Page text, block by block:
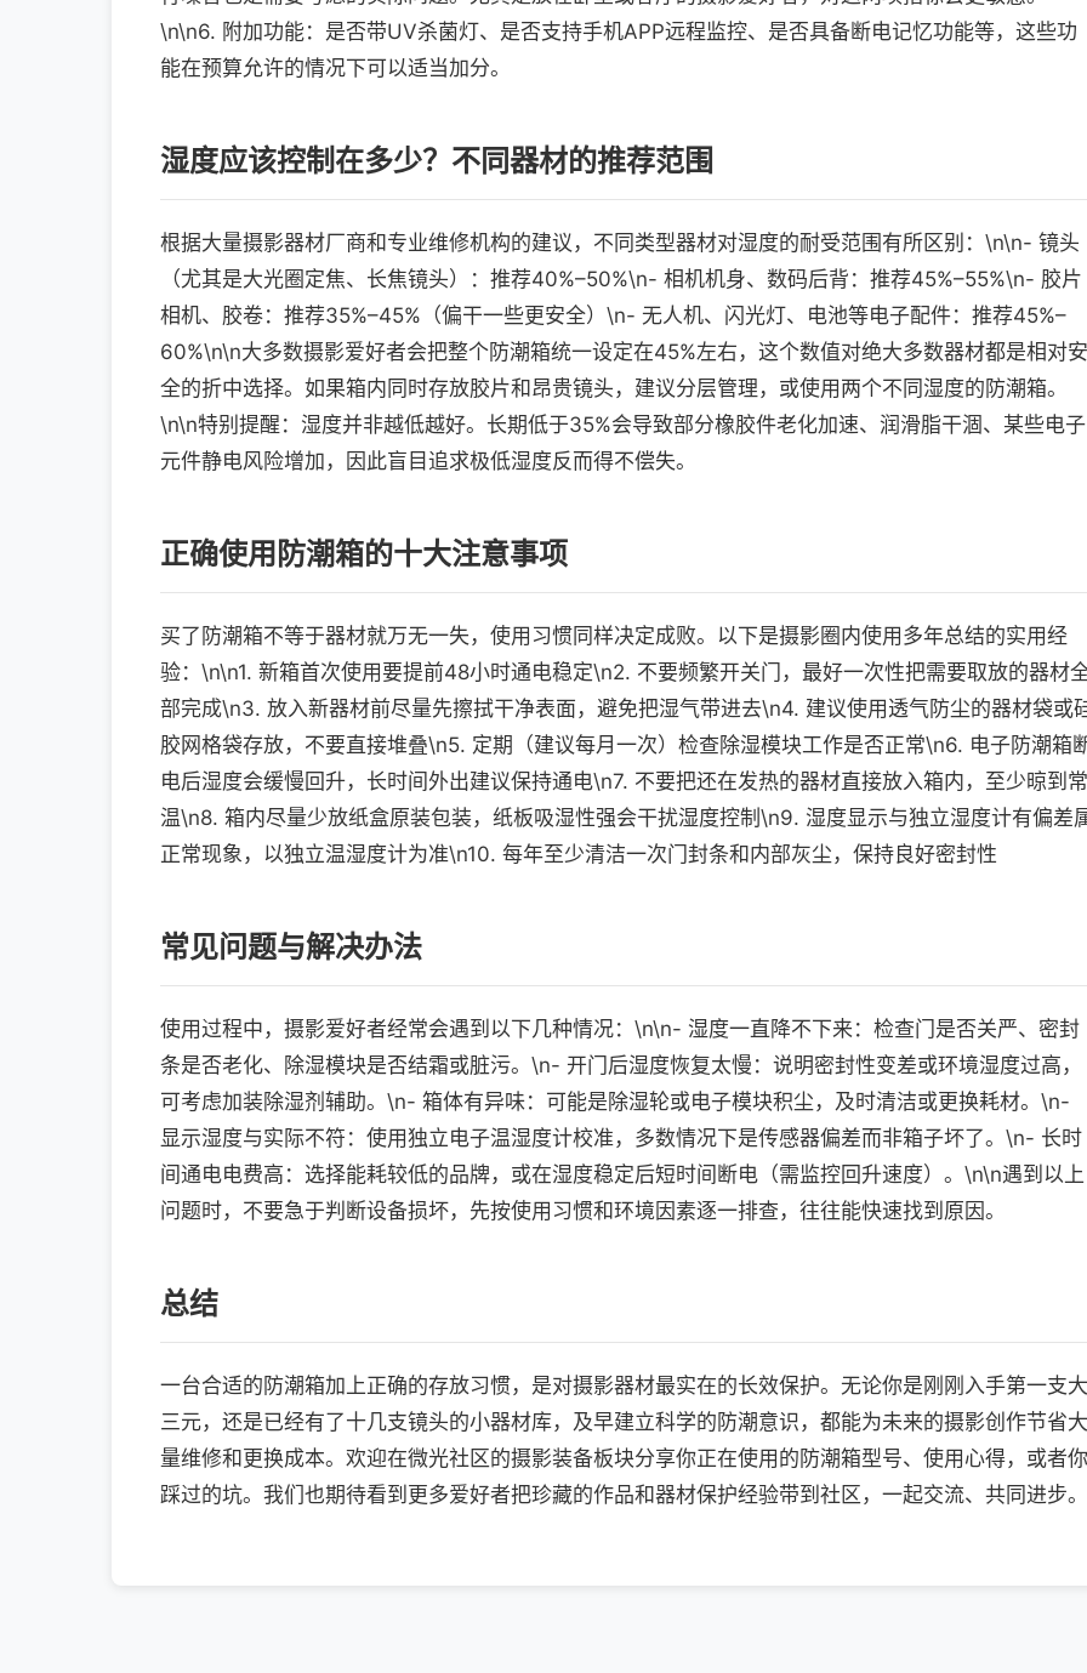
\n\n6. 附加功能：是否带UV杀菌灯、是否支持手机APP远程监控、是否具备断电记忆功能等，这些功
能在预算允许的情况下可以适当加分。
湿度应该控制在多少？不同器材的推荐范围
根据大量摄影器材厂商和专业维修机构的建议，不同类型器材对湿度的耐受范围有所区别：\n\n- 镜头
（尤其是大光圈定焦、长焦镜头）：推荐40%–50%\n- 相机机身、数码后背：推荐45%–55%\n- 胶片
相机、胶卷：推荐35%–45%（偏干一些更安全）\n- 无人机、闪光灯、电池等电子配件：推荐45%–
60%\n\n大多数摄影爱好者会把整个防潮箱统一设定在45%左右，这个数值对绝大多数器材都是相对安
全的折中选择。如果箱内同时存放胶片和昂贵镜头，建议分层管理，或使用两个不同湿度的防潮箱。
\n\n特别提醒：湿度并非越低越好。长期低于35%会导致部分橡胶件老化加速、润滑脂干涸、某些电子
元件静电风险增加，因此盲目追求极低湿度反而得不偿失。
正确使用防潮箱的十大注意事项
买了防潮箱不等于器材就万无一失，使用习惯同样决定成败。以下是摄影圈内使用多年总结的实用经
验：\n\n1. 新箱首次使用要提前48小时通电稳定\n2. 不要频繁开关门，最好一次性把需要取放的器材
部完成\n3. 放入新器材前尽量先擦拭干净表面，避免把湿气带进去\n4. 建议使用透气防尘的器材袋或
胶网格袋存放，不要直接堆叠\n5. 定期（建议每月一次）检查除湿模块工作是否正常\n6. 电子防潮箱
电后湿度会缓慢回升，长时间外出建议保持通电\n7. 不要把还在发热的器材直接放入箱内，至少晾到常
温\n8. 箱内尽量少放纸盒原装包装，纸板吸湿性强会干扰湿度控制\n9. 湿度显示与独立湿度计有偏差
正常现象，以独立温湿度计为准\n10. 每年至少清洁一次门封条和内部灰尘，保持良好密封性
常见问题与解决办法
使用过程中，摄影爱好者经常会遇到以下几种情况：\n\n- 湿度一直降不下来：检查门是否关严、密封
条是否老化、除湿模块是否结霜或脏污。\n- 开门后湿度恢复太慢：说明密封性变差或环境湿度过高，
可考虑加装除湿剂辅助。\n- 箱体有异味：可能是除湿轮或电子模块积尘，及时清洁或更换耗材。\n-
显示湿度与实际不符：使用独立电子温湿度计校准，多数情况下是传感器偏差而非箱子坏了。\n- 长时
间通电电费高：选择能耗较低的品牌，或在湿度稳定后短时间断电（需监控回升速度）。\n\n遇到以上
问题时，不要急于判断设备损坏，先按使用习惯和环境因素逐一排查，往往能快速找到原因。
总结
一台合适的防潮箱加上正确的存放习惯，是对摄影器材最实在的长效保护。无论你是刚刚入手第一支大
三元，还是已经有了十几支镜头的小器材库，及早建立科学的防潮意识，都能为未来的摄影创作节省大
量维修和更换成本。欢迎在微光社区的摄影装备板块分享你正在使用的防潮箱型号、使用心得，或者你
踩过的坑。我们也期待看到更多爱好者把珍藏的作品和器材保护经验带到社区，一起交流、共同进步。